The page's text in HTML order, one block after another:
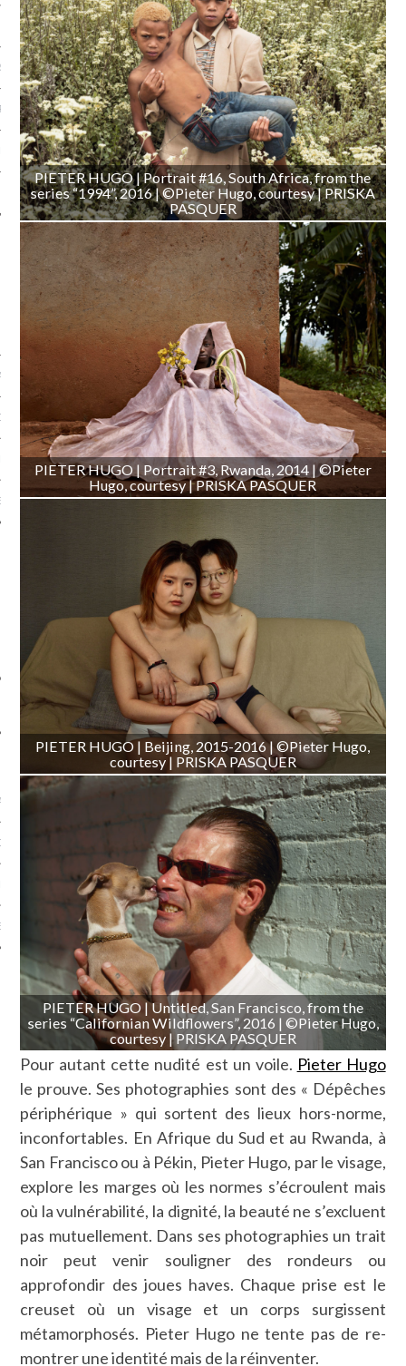
CARAVELLE
PODCAST
CARAVELLE
CARAVELLE
PODCAST
PIETER HUGO | Portrait #16, South Africa, from the
series “1994”, 2016 | ©Pieter Hugo, courtesy | PRISKA
PASQUER
PIETER HUGO | Portrait #3, Rwanda, 2014 | ©Pieter
Hugo, courtesy | PRISKA PASQUER
PIETER HUGO | Beijing, 2015-2016 | ©Pieter Hugo,
courtesy | PRISKA PASQUER
PIETER HUGO | Untitled, San Francisco, from the
series “Californian Wildflowers”, 2016 | ©Pieter Hugo,
courtesy | PRISKA PASQUER
Pour autant cette nudité est un voile. Pieter Hugo
le prouve. Ses photographies sont des « Dépêches
périphérique » qui sortent des lieux hors-norme,
inconfortables. En Afrique du Sud et au Rwanda, à
San Francisco ou à Pékin, Pieter Hugo, par le visage,
explore les marges où les normes s’écroulent mais
où la vulnérabilité, la dignité, la beauté ne s’excluent
pas mutuellement. Dans ses photographies un trait
noir peut venir souligner des rondeurs ou
approfondir des joues haves. Chaque prise est le
creuset où un visage et un corps surgissent
métamorphosés. Pieter Hugo ne tente pas de re-
montrer une identité mais de la réinventer.